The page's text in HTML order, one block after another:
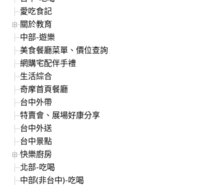
愛吃食記
關於教育
中部-遊樂
美食餐廳菜單、價位查詢
網購宅配伴手禮
生活綜合
奇摩首頁餐廳
台中外帶
特賣會、展場好康分享
台中外送
台中景點
快樂廚房
北部-吃喝
中部(非台中)-吃喝